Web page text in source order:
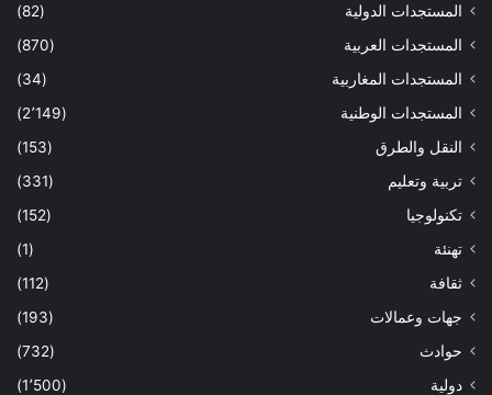
المستجدات الدولية
(82)
المستجدات العربية
(870)
المستجدات المغاربية
(34)
المستجدات الوطنية
(2٬149)
النقل والطرق
(153)
تربية وتعليم
(331)
تكنولوجيا
(152)
تهنئة
(1)
ثقافة
(112)
جهات وعمالات
(193)
حوادث
(732)
دولية
(1٬500)